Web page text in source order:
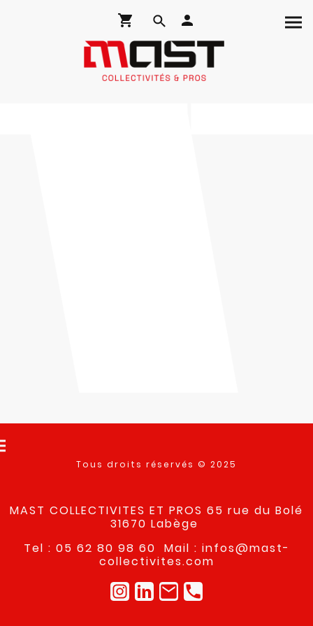
Tous droits réservés © 2025
MAST COLLECTIVITES ET PROS 65 rue du Bolé
31670 Labège
Tel : 05 62 80 98 60 Mail : infos@mast-
collectivites.com